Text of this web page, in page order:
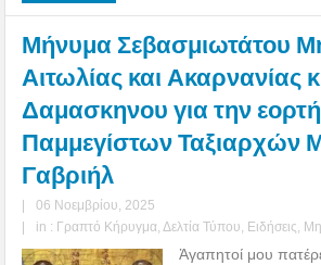
Μήνυμα Σεβασμιωτάτου
Αιτωλίας και Ακαρνανίας κ
Δαμασκηνου για την
Παμμεγίστων Ταξιαρχών
Γαβριήλ
|
06 Νοεμβρίου, 2025
|
in : Γραπτό Κήρυγμα Δελτία Τύπου Ειδήσεις
Ἀγαπητοί μου